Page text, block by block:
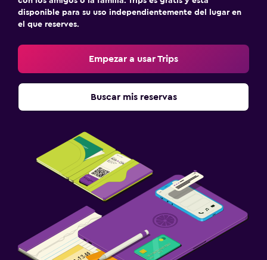
disponible para su uso independientemente del lugar en
el que reserves.
Empezar a usar Trips
Buscar mis reservas